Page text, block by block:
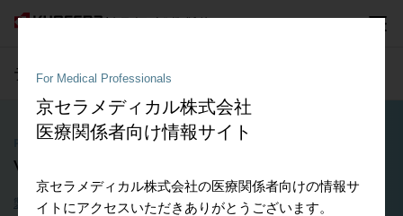
For Medical Professionals
京セラメディカル株式会社
医療関係者向け情報サイト
京セラメディカル株式会社の医療関係者向けの情報サ
イトにアクセスいただきありがとうございます。
デンタル分野- 医療従事者向け情報
Products
VarioSurg
製品の特徴 ダウンロード 資料